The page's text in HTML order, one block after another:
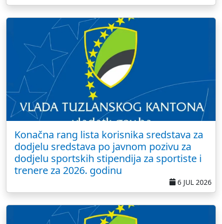
Konačna rang lista korisnika sredstava za
dodjelu sredstava po javnom pozivu za
dodjelu sportskih stipendija za sportiste i
trenere za 2026. godinu
6 JUL 2026